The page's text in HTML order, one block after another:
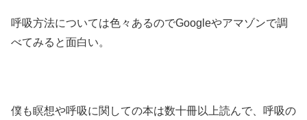
呼吸方法については色々あるのでGoogleやアマゾンで調
べてみると面白い。
僕も瞑想や呼吸に関しての本は数十冊以上読んで、呼吸の